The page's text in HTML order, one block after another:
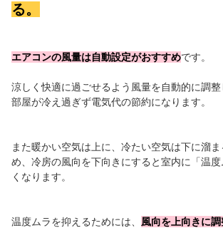
る。
エアコンの風量は自動設定がおすすめです。
涼しく快適に過ごせるよう風量を自動的に調整
部屋が冷え過ぎず電気代の節約になります。
また暖かい空気は上に、冷たい空気は下に溜
め、冷房の風向を下向きにすると室内に「温
くなります。
温度ムラを抑えるためには、 風向を上向きに